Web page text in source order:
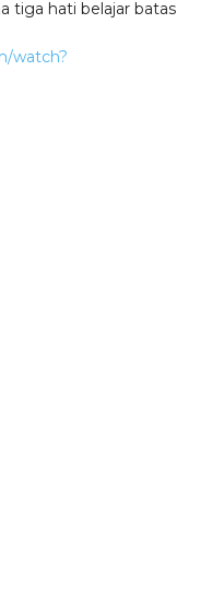
tiga hati belajar batas
watch?